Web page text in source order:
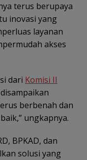
terus berupaya
inovasi yang
layanan
akses
dari Komisi II
berbenah dan
ungkapnya.
BPKAD, dan
solusi yang